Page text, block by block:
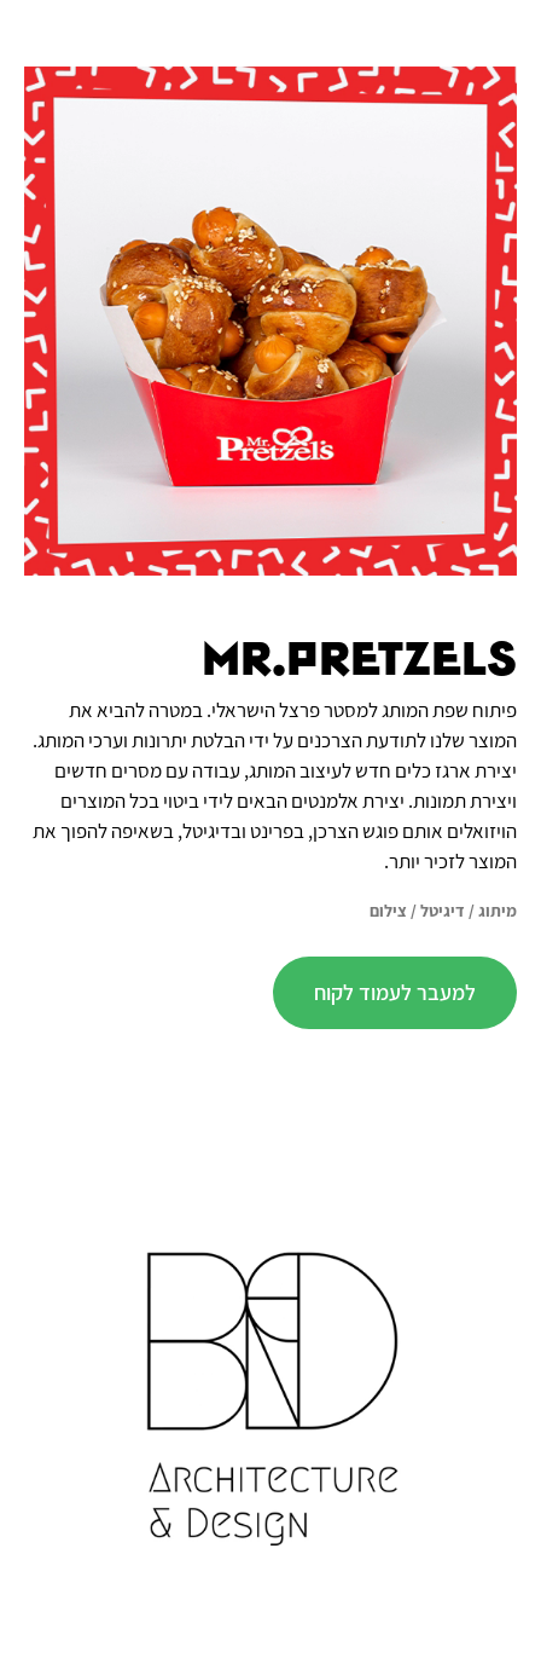
Mr.Pretzels
פיתוח שפת המותג למסטר פרצל הישראלי. במטרה להביא את
המוצר שלנו לתודעת הצרכנים על ידי הבלטת יתרונות וערכי המותג.
יצירת ארגז כלים חדש לעיצוב המותג, עבודה עם מסרים חדשים
ויצירת תמונות. יצירת אלמנטים הבאים לידי ביטוי בכל המוצרים
הויזואלים אותם פוגש הצרכן, בפרינט ובדיגיטל, בשאיפה להפוך את
המוצר לזכיר יותר.
מיתוג/ דיגיטל/ צילום
למעבר לעמוד לקוח